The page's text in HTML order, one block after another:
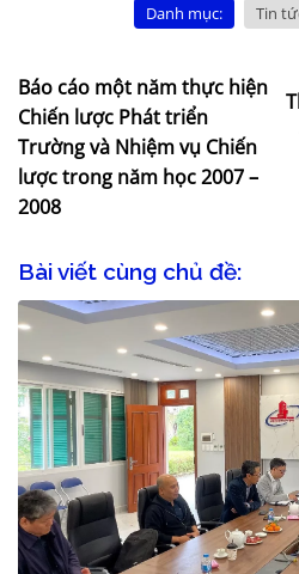
Danh mục: Tin
Báo cáo một năm thực hiện
Chiến lược Phát triển
Trường và Nhiệm vụ Chiến
lược trong năm học 2007 –
2008
Bài viết cùng chủ đề: